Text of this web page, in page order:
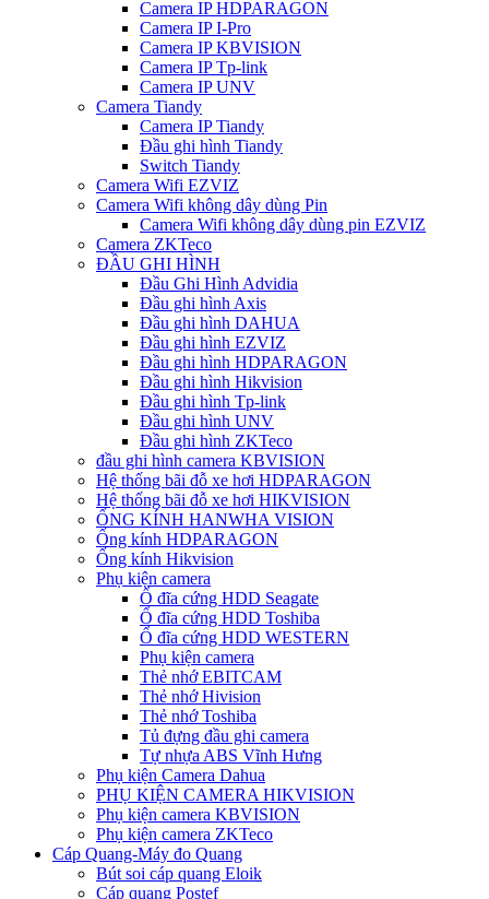
Camera IP HDPARAGON
Camera IP I-Pro
Camera IP KBVISION
Camera IP Tp-link
Camera IP UNV
Camera Tiandy
Camera IP Tiandy
Đầu ghi hình Tiandy
Switch Tiandy
Camera Wifi EZVIZ
Camera Wifi không dây dùng Pin
Camera Wifi không dây dùng pin EZVIZ
Camera ZKTeco
ĐẦU GHI HÌNH
Đầu Ghi Hình Advidia
Đầu ghi hình Axis
Đầu ghi hình DAHUA
Đầu ghi hình EZVIZ
Đầu ghi hình HDPARAGON
Đầu ghi hình Hikvision
Đầu ghi hình Tp-link
Đầu ghi hình UNV
Đầu ghi hình ZKTeco
đầu ghi hình camera KBVISION
Hệ thống bãi đỗ xe hơi HDPARAGON
Hệ thống bãi đỗ xe hơi HIKVISION
ỐNG KÍNH HANWHA VISION
Ống kính HDPARAGON
Ống kính Hikvision
Phụ kiện camera
Ổ đĩa cứng HDD Seagate
Ổ đĩa cứng HDD Toshiba
Ổ đĩa cứng HDD WESTERN
Phụ kiện camera
Thẻ nhớ EBITCAM
Thẻ nhớ Hivision
Thẻ nhớ Toshiba
Tủ đựng đầu ghi camera
Tự nhựa ABS Vĩnh Hưng
Phụ kiện Camera Dahua
PHỤ KIỆN CAMERA HIKVISION
Phụ kiện camera KBVISION
Phụ kiện camera ZKTeco
Cáp Quang-Máy đo Quang
Bút soi cáp quang Eloik
Cáp quang Postef